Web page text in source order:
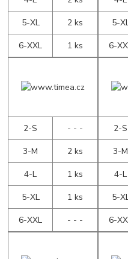
5-XL
2 ks
6-XXL
1 ks
5-
6-
2-S
- - -
3-M
2 ks
4-L
1 ks
5-XL
1 ks
6-XXL
- - -
2-S
3-M
4-L
5-
6-